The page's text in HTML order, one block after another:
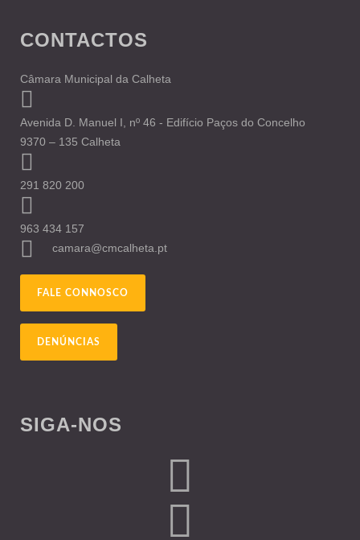
CONTACTOS
Câmara Municipal da Calheta
Avenida D. Manuel I, nº 46 - Edifício Paços do Concelho
9370 – 135 Calheta
291 820 200
963 434 157
camara@cmcalheta.pt
FALE CONNOSCO
DENÚNCIAS
SIGA-NOS